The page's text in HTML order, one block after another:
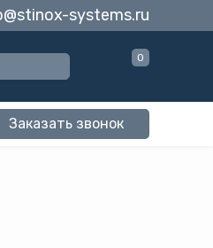
systems.ru
0
Заказать звонок